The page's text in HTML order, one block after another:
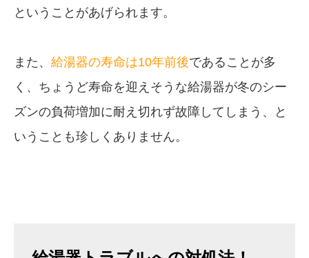
ということがあげられます。
また、 給湯器の寿命は10年前後であることが多
く、ちょうど寿命を迎えそうな給湯器が冬のシー
ズンの負荷増加に耐え切れず故障してしまう、と
いうことも珍しくありません。